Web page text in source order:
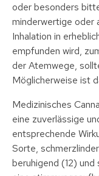
oder besonders
minderwertige oder
Inhalation in
empfunden wird,
der Atemwege,
Möglicherweise ist
Medizinisches
eine zuverlässige
entsprechende
Sorte,
beruhigend (12) und